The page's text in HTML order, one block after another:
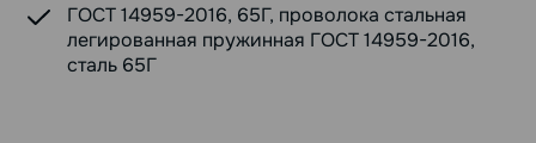
ГОСТ 14959-2016, 65Г, проволока стальная
легированная пружинная ГОСТ 14959-2016,
сталь 65Г